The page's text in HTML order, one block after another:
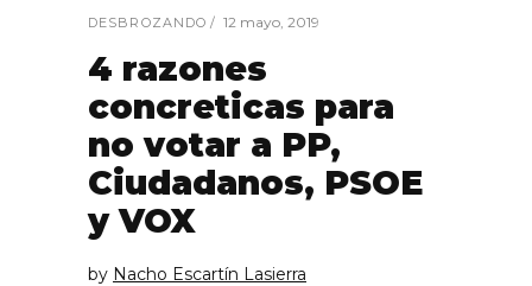
DESBROZANDO 12 mayo, 2019
4 razones
concreticas para
no votar a PP,
Ciudadanos, PSOE
y VOX
by Nacho Escartín Lasierra